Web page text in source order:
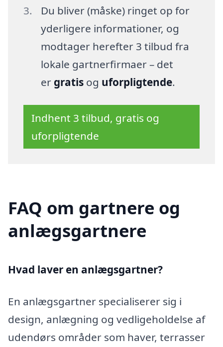
Du bliver (måske) ringet op for
yderligere informationer, og
modtager herefter 3 tilbud fra
lokale gartnerfirmaer – det
er gratisog uforpligtende.
Indhent 3 tilbud, gratis og
uforpligtende
FAQ om gartnere og
anlægsgartnere
Hvad laver en anlægsgartner?
En anlægsgartner specialiserer sig i
design, anlægning og vedligeholdelse af
udendørs områder som haver, terrasser